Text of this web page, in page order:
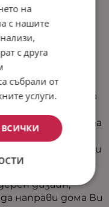
интериора
си.
едно шалте за
и приятна на
и комфортен за
- Запазва формата
време.
30°C, съхне бързо и
дизайн,
направи дома Ви
на
с нашите
с друга
събрали от
услуги.
ВСИЧКИ